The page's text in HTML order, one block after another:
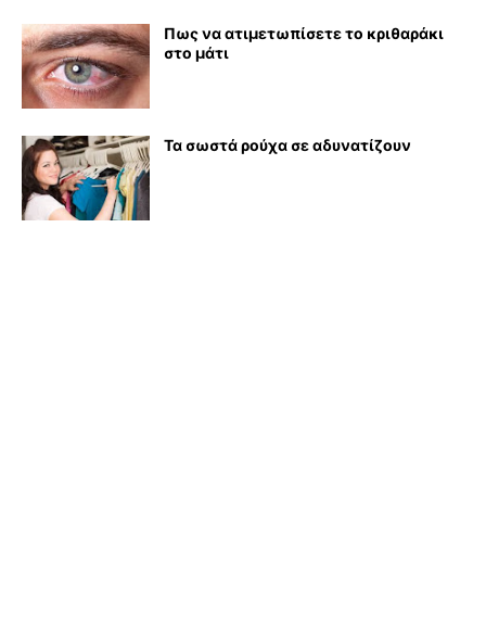
Πως να ατιμετωπίσετε το κριθαράκι
στο μάτι
Τα σωστά ρούχα σε αδυνατίζουν